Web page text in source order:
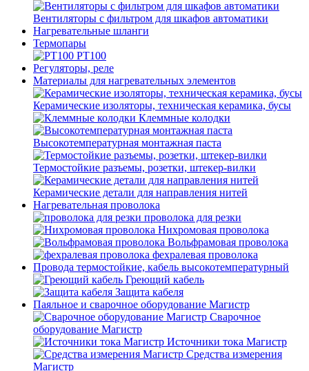
Вентиляторы с фильтром для шкафов автоматики
Нагревательные шланги
Термопары
PT100
Регуляторы, реле
Материалы для нагревательных элементов
Керамические изоляторы, техническая керамика, бусы
Клеммные колодки
Высокотемпературная монтажная паста
Термостойкие разъемы, розетки, штекер-вилки
Керамические детали для направления нитей
Нагревательная проволока
проволока для резки
Нихромовая проволока
Вольфрамовая проволока
фехралевая проволока
Провода термостойкие, кабель высокотемпературный
Греющий кабель
Защита кабеля
Паяльное и сварочное оборудование Магистр
Сварочное
оборудование Магистр
Источники тока Магистр
Средства измерения
Магистр